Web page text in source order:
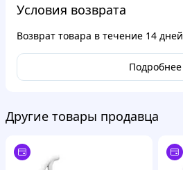
Условия возврата
Возврат товара в течение 14 дней
Подробнее
Другие товары продавца